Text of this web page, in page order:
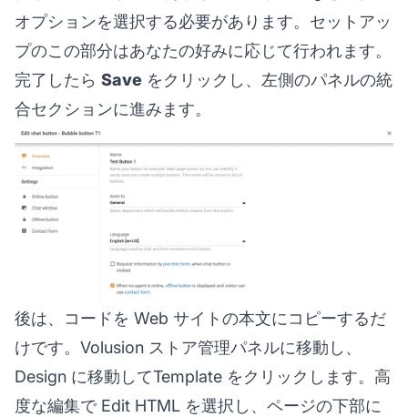
オプションを選択する必要があります。セットアッ
プのこの部分はあなたの好みに応じて行われます。
完了したら Save をクリックし、左側のパネルの統
合セクションに進みます。
後は、コードを Web サイトの本文にコピーするだ
けです。Volusion ストア管理パネルに移動し、
Design に移動してTemplate をクリックします。高
度な編集で Edit HTML を選択し、ページの下部に